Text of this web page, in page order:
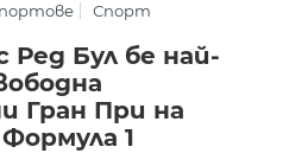
Спорт
Ред Бул бе най-
Гран При на
1